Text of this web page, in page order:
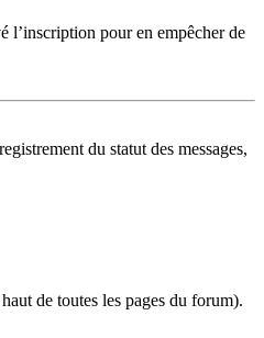
l’inscription pour en empêcher de
du statut des messages,
de toutes les pages du forum).